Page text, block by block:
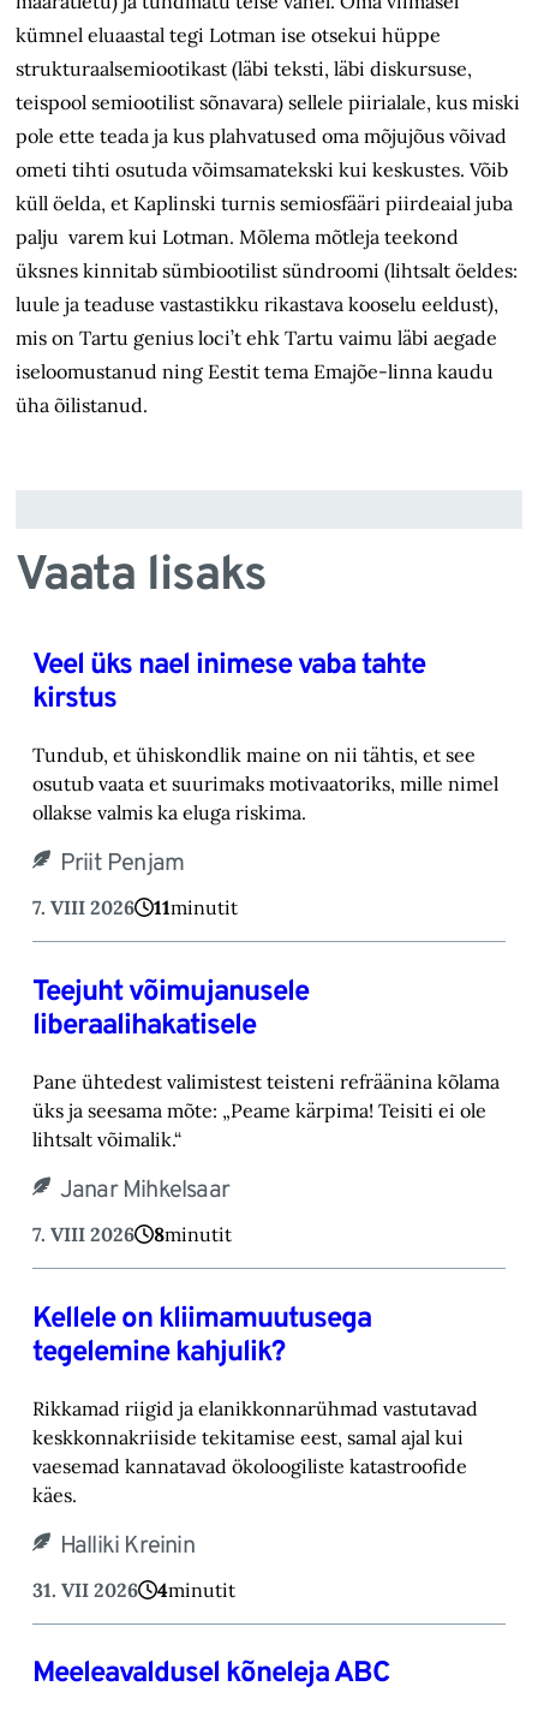
kümnel eluaastal tegi Lotman ise otsekui hüppe
strukturaalsemiootikast (läbi teksti, läbi diskursuse,
teispool semiootilist sõnavara) sellele piirialale, kus miski
pole ette teada ja kus plahvatused oma mõjujõus võivad
ometi tihti osutuda võimsamatekski kui keskustes. Võib
küll öelda, et Kaplinski turnis semiosfääri piirdeaial juba
palju varem kui Lotman. Mõlema mõtleja teekond
üksnes kinnitab sümbiootilist sündroomi (lihtsalt öeldes:
luule ja teaduse vastastikku rikastava kooselu eeldust),
mis on Tartu genius loci’t ehk Tartu vaimu läbi aegade
iseloomustanud ning Eestit tema Emajõe-linna kaudu
üha õilistanud.
Vaata lisaks
Veel üks nael inimese vaba tahte
kirstus
Tundub, et ühiskondlik maine on nii tähtis, et see
osutub vaata et suurimaks motivaatoriks, ‎mille nimel
ollakse valmis ka eluga riskima.‎
Priit Penjam
7. VIII 2026 11minutit
Teejuht võimujanusele
liberaalihakatisele
Pane ühtedest valimistest teisteni refräänina kõlama
üks ja seesama mõte: „Peame kärpima! ‎Teisiti ei ole
lihtsalt võimalik.“‎
Janar Mihkelsaar
7. VIII 2026 8minutit
Kellele on kliimamuutusega
tegelemine kahjulik?
Rikkamad riigid ja elanikkonnarühmad vastutavad
keskkonnakriiside tekitamise eest, samal ajal kui
vaesemad kannatavad ökoloogiliste katastroofide
käes.
Halliki Kreinin
31. VII 2026 4minutit
Meeleavaldusel kõneleja ABC